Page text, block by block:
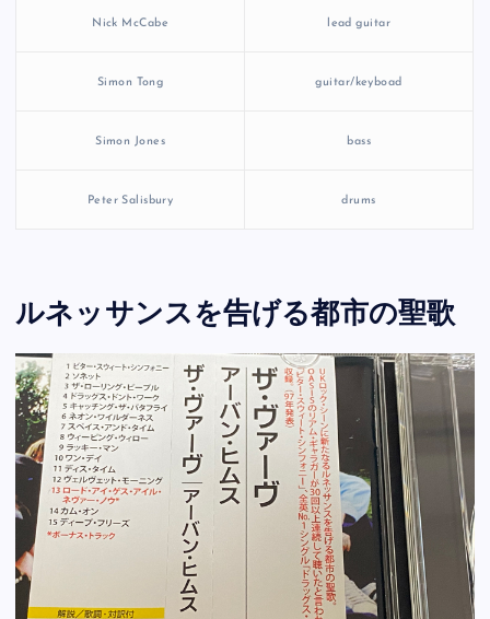
Nick McCabe lead guitar
Simon Tong guitar/keyboad
Simon Jones bass
Peter Salisbury drums
ルネッサンスを告げる都市の聖歌